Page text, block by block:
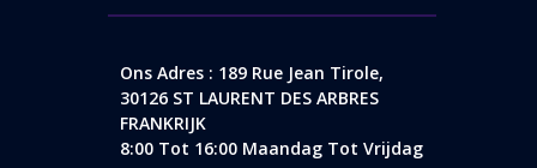
Ons Adres : 189 Rue Jean Tirole,
30126 ST LAURENT DES ARBRES
FRANKRIJK
8:00 Tot 16:00 Maandag Tot Vrijdag